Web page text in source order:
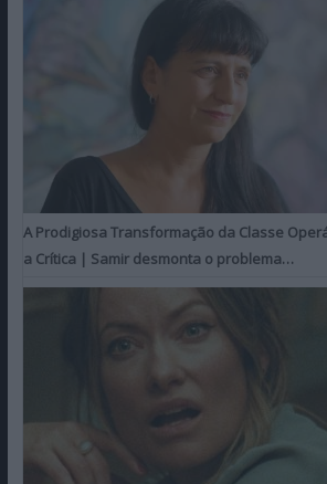
A Prodigiosa Transformação da Classe
a Crítica | Samir desmonta o problema…